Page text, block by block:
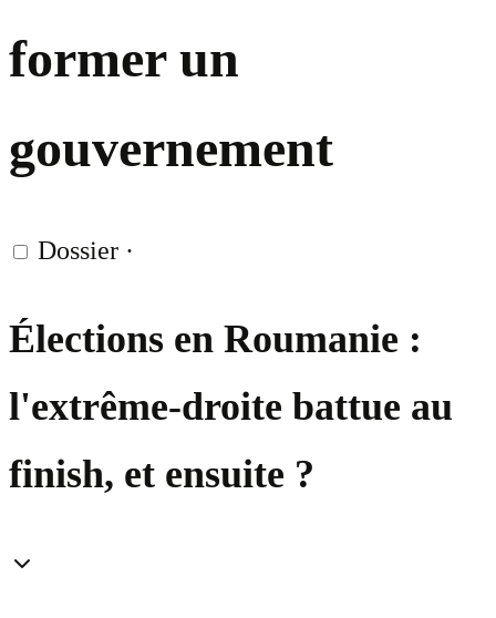
former un
gouvernement
Dossier ·
Élections en Roumanie :
l'extrême-droite battue au
finish, et ensuite ?